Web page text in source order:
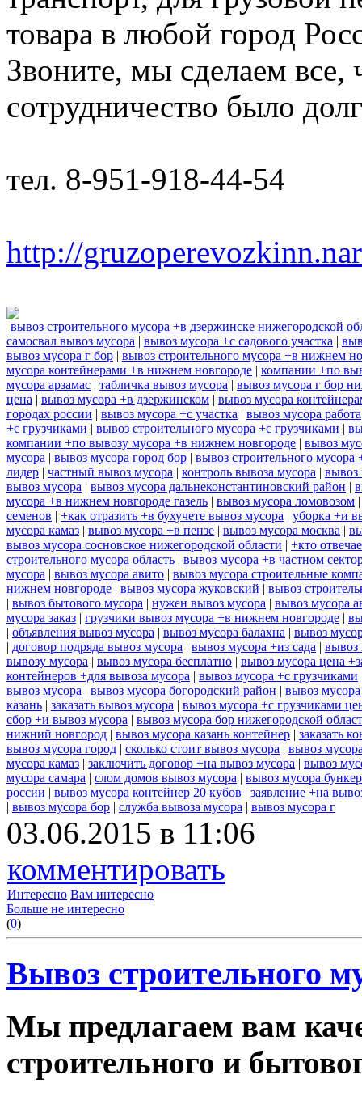
товара в любой город
Звоните, мы сделаем
сотрудничество было
тел. 8-951-918-44-54
http://
вывоз строительного мусора +в дзержинске нижегородской
самосвал вывоз мусора | вывоз мусора +с садового участка |
вывоз мусора г бор | вывоз строительного мусора +в нижнем
мусора контейнерами +в нижнем новгороде | компании +по
мусора арзамас | табличка вывоз мусора | вывоз мусора г бор
цена | вывоз мусора +в дзержинском | вывоз мусора
городах россии | вывоз мусора +с участка | вывоз мусора работа
+с грузчиками | вывоз строительного мусора +с грузчиками |
компании +по вывозу мусора +в нижнем новгороде | вывоз
мусора | вывоз мусора город бор | вывоз строительного мусора
лидер | частный вывоз мусора | контроль вывоза мусора | вывоз
вывоз мусора | вывоз мусора дальнеконстантиновский район |
мусора +в нижнем новгороде газель | вывоз мусора ломовозом
семенов | +как отразить +в бухучете вывоз мусора | уборка +и
мусора камаз | вывоз мусора +в пензе | вывоз мусора москва |
вывоз мусора сосновское нижегородской области | +кто
строительного мусора область | вывоз мусора +в частном
мусора | вывоз мусора авито | вывоз мусора строительные
нижнем новгороде | вывоз мусора жуковский | вывоз
| вывоз бытового мусора | нужен вывоз мусора | вывоз мусора
мусора заказ | грузчики вывоз мусора +в нижнем новгороде |
| объявления вывоз мусора | вывоз мусора балахна | вывоз
| договор подряда вывоз мусора | вывоз мусора +из сада | вывоз
вывозу мусора | вывоз мусора бесплатно | вывоз мусора цена
контейнеров +для вывоза мусора | вывоз мусора +с грузчиками
вывоз мусора | вывоз мусора богородский район | вывоз
казань | заказать вывоз мусора | вывоз мусора +с грузчиками
сбор +и вывоз мусора | вывоз мусора бор нижегородской
нижний новгород | вывоз мусора казань контейнер | заказать
вывоз мусора город | сколько стоит вывоз мусора | вывоз
мусора камаз | заключить договор +на вывоз мусора | вывоз
мусора самара | слом домов вывоз мусора | вывоз мусора
россии | вывоз мусора контейнер 20 кубов | заявление +на
| вывоз мусора бор | служба вывоза мусора | вывоз мусора г
03.06.2015 в 11:06
комментировать
Интересно Вам интересно
Больше не интересно
(0)
Вывоз строительного
Мы предлагаем вам
строительного и